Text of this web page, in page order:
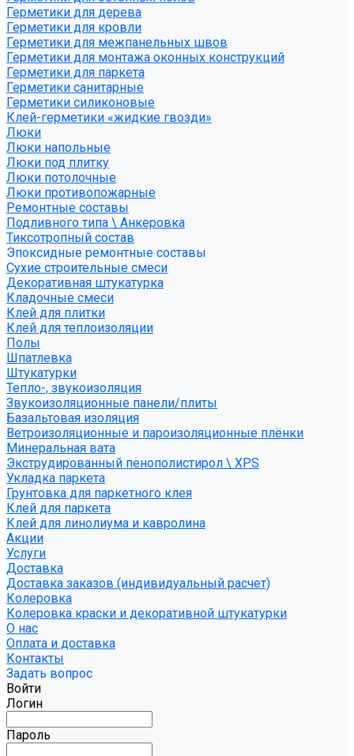
Герметики для дерева
Герметики для кровли
Герметики для межпанельных швов
Герметики для монтажа оконных конструкций
Герметики для паркета
Герметики санитарные
Герметики силиконовые
Клей-герметики «жидкие гвозди»
Люки
Люки напольные
Люки под плитку
Люки потолочные
Люки противопожарные
Ремонтные составы
Подливного типа \ Анкеровка
Тиксотропный состав
Эпоксидные ремонтные составы
Сухие строительные смеси
Декоративная штукатурка
Кладочные смеси
Клей для плитки
Клей для теплоизоляции
Полы
Шпатлевка
Штукатурки
Тепло-, звукоизоляция
Звукоизоляционные панели/плиты
Базальтовая изоляция
Ветроизоляционные и пароизоляционные плёнки
Минеральная вата
Экструдированный пенополистирол \ XPS
Укладка паркета
Грунтовка для паркетного клея
Клей для паркета
Клей для линолиума и кавролина
Акции
Услуги
Доставка
Доставка заказов (индивидуальный расчет)
Колеровка
Колеровка краски и декоративной штукатурки
О нас
Оплата и доставка
Контакты
Задать вопрос
Войти
Логин
Пароль